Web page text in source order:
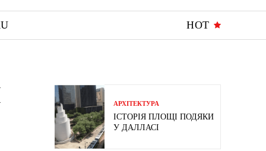
HOT
АРХІТЕКТУРА
ІСТОРІЯ ПЛОЩІ ПОДЯКИ
У ДАЛЛАСІ